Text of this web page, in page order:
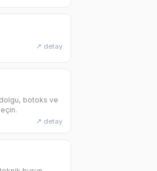
↗ detay
botoks ve
↗ detay